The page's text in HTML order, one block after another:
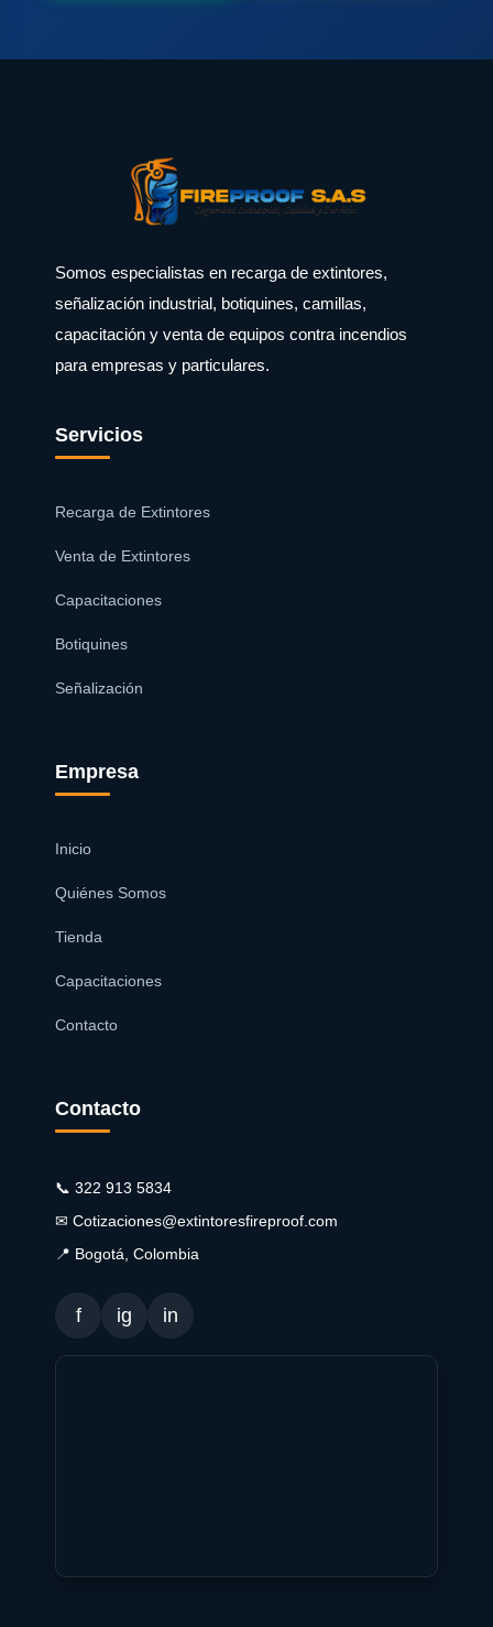
Somos especialistas en recarga de extintores,
señalización industrial, botiquines, camillas,
capacitación y venta de equipos contra incendios
para empresas y particulares.
Servicios
Recarga de Extintores
Venta de Extintores
Capacitaciones
Botiquines
Señalización
Empresa
Inicio
Quiénes Somos
Tienda
Capacitaciones
Contacto
Contacto
📞 322 913 5834
✉ Cotizaciones@extintoresfireproof.com
📍 Bogotá, Colombia
f ig in